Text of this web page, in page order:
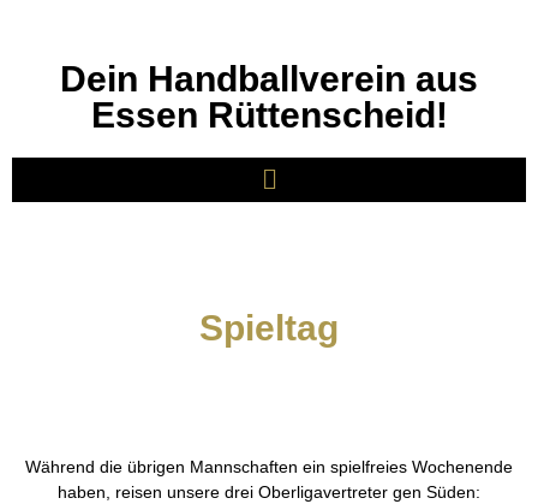
Dein Handballverein aus
Essen Rüttenscheid!
Spieltag
Während die übrigen Mannschaften ein spielfreies Wochenende
haben, reisen unsere drei Oberligavertreter gen Süden: